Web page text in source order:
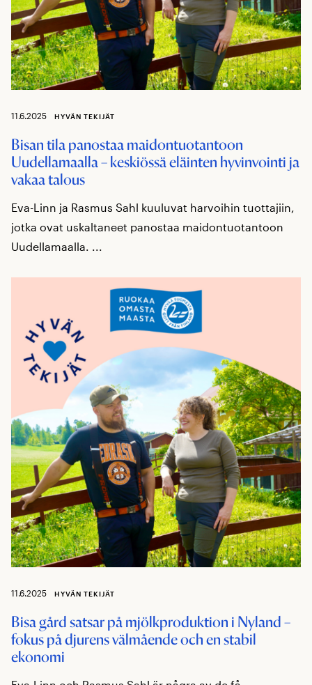
11.6.2025 HYVÄN TEKIJÄT
Bisan tila panostaa maidontuotantoon
Uudellamaalla – keskiössä eläinten hyvinvointi ja
vakaa talous
Eva-Linn ja Rasmus Sahl kuuluvat harvoihin tuottajiin,
jotka ovat uskaltaneet panostaa maidontuotantoon
Uudellamaalla. ...
11.6.2025 HYVÄN TEKIJÄT
Bisa gård satsar på mjölkproduktion i Nyland –
fokus på djurens välmående och en stabil
ekonomi